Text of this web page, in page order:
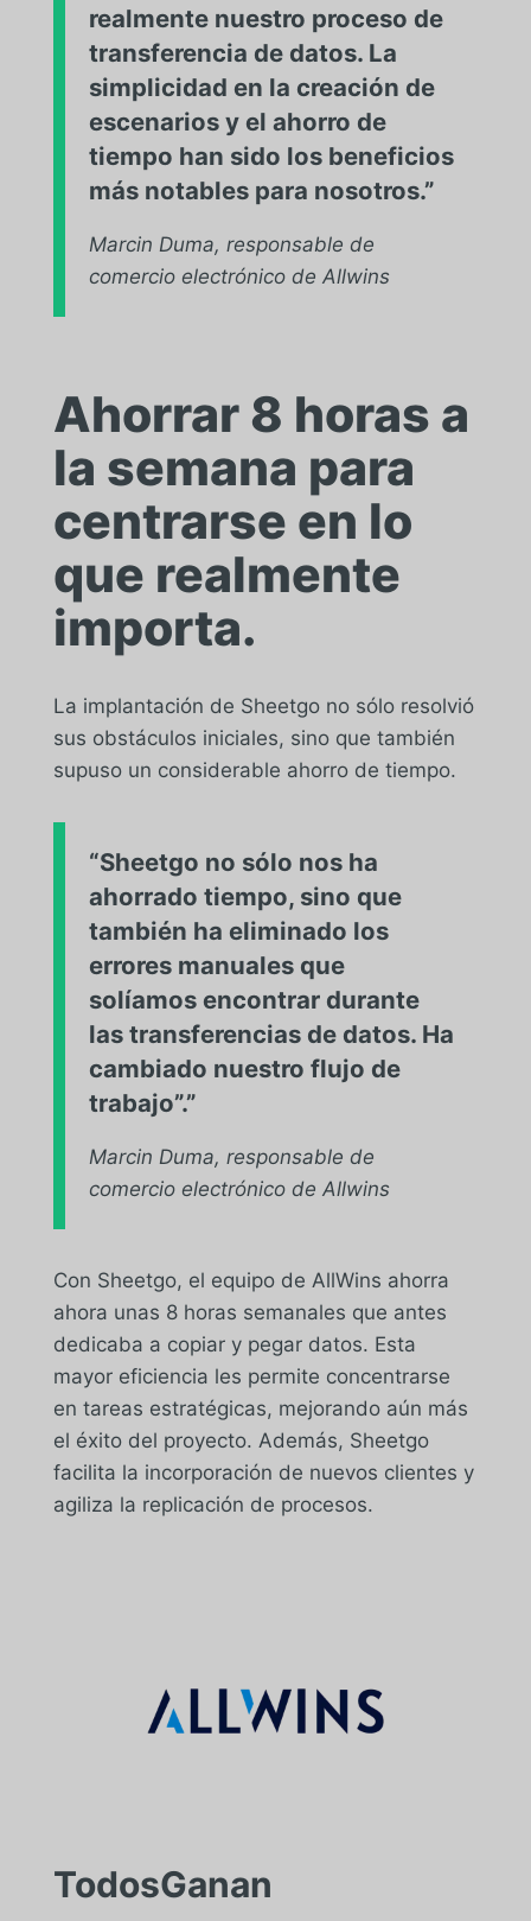
realmente nuestro proceso de
transferencia de datos. La
simplicidad en la creación de
escenarios y el ahorro de
tiempo han sido los beneficios
más notables para nosotros.”
Marcin Duma, responsable de
comercio electrónico de Allwins
Ahorrar 8 horas a
la semana para
centrarse en lo
que realmente
importa.
La implantación de Sheetgo no sólo resolvió
sus obstáculos iniciales, sino que también
supuso un considerable ahorro de tiempo.
“Sheetgo no sólo nos ha
ahorrado tiempo, sino que
también ha eliminado los
errores manuales que
solíamos encontrar durante
las transferencias de datos. Ha
cambiado nuestro flujo de
trabajo”.”
Marcin Duma, responsable de
comercio electrónico de Allwins
Con Sheetgo, el equipo de AllWins ahorra
ahora unas 8 horas semanales que antes
dedicaba a copiar y pegar datos. Esta
mayor eficiencia les permite concentrarse
en tareas estratégicas, mejorando aún más
el éxito del proyecto. Además, Sheetgo
facilita la incorporación de nuevos clientes y
agiliza la replicación de procesos.
TodosGanan